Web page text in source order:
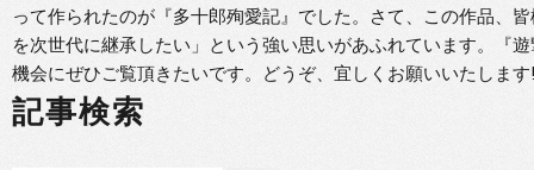
って作られたのが『多十郎殉愛記』でした。さて、この作品、
を次世代に継承したい」という強い思いがあふれています。『
機会にぜひご覧頂きたいです。どうぞ、宜しくお願いいたします
記事検索